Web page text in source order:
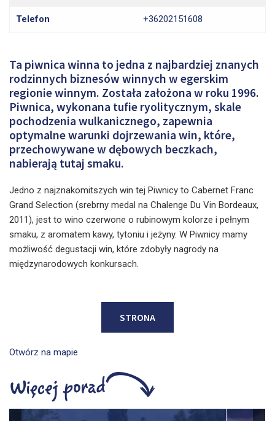
Telefon +36202151608
Ta piwnica winna to jedna z najbardziej znanych
rodzinnych biznesów winnych w egerskim
regionie winnym. Została założona w roku 1996.
Piwnica, wykonana tufie ryolitycznym, skale
pochodzenia wulkanicznego, zapewnia
optymalne warunki dojrzewania win, które,
przechowywane w dębowych beczkach,
nabierają tutaj smaku.
Jedno z najznakomitszych win tej Piwnicy to Cabernet Franc
Grand Selection (srebrny medal na Chalenge Du Vin Bordeaux,
2011), jest to wino czerwone o rubinowym kolorze i pełnym
smaku, z aromatem kawy, tytoniu i jeżyny. W Piwnicy mamy
możliwość degustacji win, które zdobyły nagrody na
międzynarodowych konkursach.
STRONA
Otwórz na mapie